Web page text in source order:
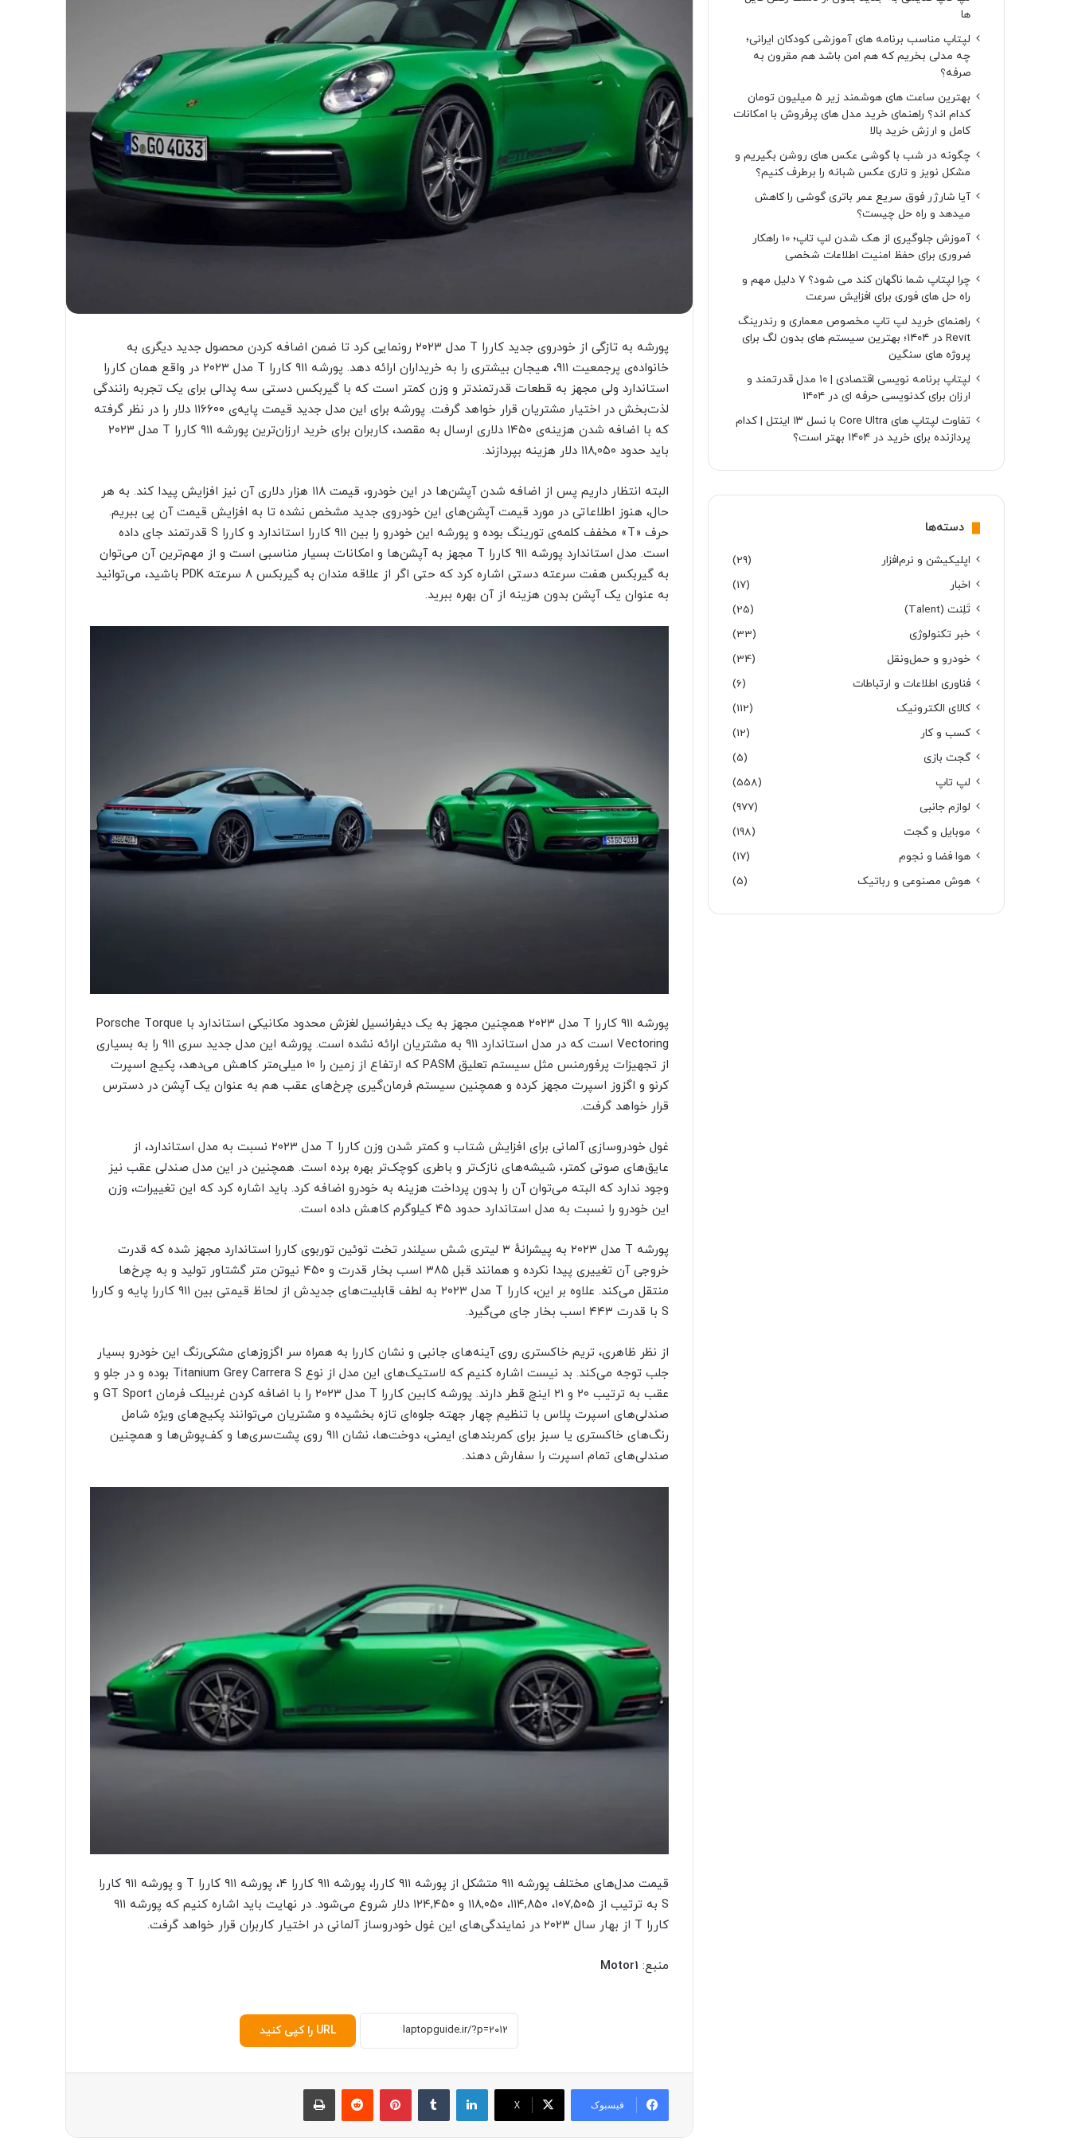
پورشه به تازگی از خودروی جدید کاررا T مدل ۲۰۲۳ رونمایی کرد تا ضمن اضافه کردن محصول جدید دیگری به
خانواده‌ی پرجمعیت ۹۱۱، هیجان بیشتری را به خریداران ارائه دهد. پورشه ۹۱۱ کاررا T مدل ۲۰۲۳ در واقع همان کاررا
استاندارد ولی مجهز به قطعات قدرتمندتر و وزن کمتر است که با گیربکس دستی سه پدالی برای یک تجربه رانندگی
لذت‌بخش در اختیار مشتریان قرار خواهد گرفت. پورشه برای این مدل جدید قیمت پایه‌ی ۱۱۶۶۰۰ دلار را در نظر گرفته
که با اضافه شدن هزینه‌ی ۱۴۵۰ دلاری ارسال به مقصد، کاربران برای خرید ارزان‌ترین پورشه ۹۱۱ کاررا T مدل ۲۰۲۳
باید حدود ۱۱۸,۰۵۰ دلار هزینه بپردازند.
البته انتظار داریم پس از اضافه شدن آپشن‌ها در این خودرو، قیمت ۱۱۸ هزار دلاری آن نیز افزایش پیدا کند. به هر
حال، هنوز اطلاعاتی در مورد قیمت آپشن‌های این خودروی جدید مشخص نشده تا به افزایش قیمت آن پی ببریم.
حرف «T» مخفف کلمه‌ی تورینگ بوده و پورشه این خودرو را بین ۹۱۱ کاررا استاندارد و کاررا S قدرتمند جای داده
است. مدل استاندارد پورشه ۹۱۱ کاررا T مجهز به آپشن‌ها و امکانات بسیار مناسبی است و از مهم‌ترین آن می‌توان
به گیربکس هفت سرعته دستی اشاره کرد که حتی اگر از علاقه مندان به گیربکس ۸ سرعته PDK باشید، می‌توانید
به عنوان یک آپشن بدون هزینه از آن بهره ببرید.
پورشه ۹۱۱ کاررا T مدل ۲۰۲۳ همچنین مجهز به یک دیفرانسیل لغزش محدود مکانیکی استاندارد با Porsche Torque
Vectoring است که در مدل استاندارد ۹۱۱ به مشتریان ارائه نشده است. پورشه این مدل جدید سری ۹۱۱ را به بسیاری
از تجهیزات پرفورمنس مثل سیستم تعلیق PASM که ارتفاع از زمین را ۱۰ میلی‌متر کاهش می‌دهد، پکیج اسپرت
کرنو و اگزوز اسپرت مجهز کرده و همچنین سیستم فرمان‌گیری چرخ‌های عقب هم به عنوان یک آپشن در دسترس
قرار خواهد گرفت.
غول خودروسازی آلمانی برای افزایش شتاب و کمتر شدن وزن کاررا T مدل ۲۰۲۳ نسبت به مدل استاندارد، از
عایق‌های صوتی کمتر، شیشه‌های نازک‌تر و باطری کوچک‌تر بهره برده است. همچنین در این مدل صندلی عقب نیز
وجود ندارد که البته می‌توان آن را بدون پرداخت هزینه به خودرو اضافه کرد. باید اشاره کرد که این تغییرات، وزن
این خودرو را نسبت به مدل استاندارد حدود ۴۵ کیلوگرم کاهش داده است.
پورشه T مدل ۲۰۲۳ به پیشرانهٔ ۳ لیتری شش سیلندر تخت توئین توربوی کاررا استاندارد مجهز شده که قدرت
خروجی آن تغییری پیدا نکرده و همانند قبل ۳۸۵ اسب بخار قدرت و ۴۵۰ نیوتن متر گشتاور تولید و به چرخ‌ها
منتقل می‌کند. علاوه بر این، کاررا T مدل ۲۰۲۳ به لطف قابلیت‌های جدیدش از لحاظ قیمتی بین ۹۱۱ کاررا پایه و کاررا
S با قدرت ۴۴۳ اسب بخار جای می‌گیرد.
از نظر ظاهری، تریم خاکستری روی آینه‌های جانبی و نشان کاررا به همراه سر اگزوزهای مشکی‌رنگ این خودرو بسیار
جلب توجه می‌کند. بد نیست اشاره کنیم که لاستیک‌های این مدل از نوع Titanium Grey Carrera S بوده و در جلو و
عقب به ترتیب ۲۰ و ۲۱ اینچ قطر دارند. پورشه کابین کاررا T مدل ۲۰۲۳ را با اضافه کردن غربیلک فرمان GT Sport و
صندلی‌های اسپرت پلاس با تنظیم چهار جهته جلوه‌ای تازه بخشیده و مشتریان می‌توانند پکیج‌های ویژه شامل
رنگ‌های خاکستری یا سبز برای کمربندهای ایمنی، دوخت‌ها، نشان ۹۱۱ روی پشت‌سری‌ها و کف‌پوش‌ها و همچنین
صندلی‌های تمام اسپرت را سفارش دهند.
قیمت مدل‌های مختلف پورشه ۹۱۱ متشکل از پورشه ۹۱۱ کاررا، پورشه ۹۱۱ کاررا ۴، پورشه ۹۱۱ کاررا T و پورشه ۹۱۱ کاررا
S به ترتیب از ۱۰۷,۵۰۵، ۱۱۴,۸۵۰، ۱۱۸,۰۵۰ و ۱۲۴,۴۵۰ دلار شروع می‌شود. در نهایت باید اشاره کنیم که پورشه ۹۱۱
کاررا T از بهار سال ۲۰۲۳ در نمایندگی‌های این غول خودروساز آلمانی در اختیار کاربران قرار خواهد گرفت.
منبع: Motor1
URL را کپی کنید
فیسبوک X
لینکدین پینترست ‫رددیت
ها
لپتاپ مناسب برنامه های آموزشی کودکان ایرانی؛
چه مدلی بخریم که هم امن باشد هم مقرون به
صرفه؟
بهترین ساعت های هوشمند زیر ۵ میلیون تومان
کدام اند؟ راهنمای خرید مدل های پرفروش با امکانات
کامل و ارزش خرید بالا
چگونه در شب با گوشی عکس های روشن بگیریم و
مشکل نویز و تاری عکس شبانه را برطرف کنیم؟
آیا شارژر فوق سریع عمر باتری گوشی را کاهش
میدهد و راه حل چیست؟
آموزش جلوگیری از هک شدن لپ تاپ؛ 10 راهکار
ضروری برای حفظ امنیت اطلاعات شخصی
چرا لپتاپ شما ناگهان کند می شود؟ ۷ دلیل مهم و
راه حل های فوری برای افزایش سرعت
راهنمای خرید لپ تاپ مخصوص معماری و رندرینگ
Revit در ۱۴۰۴؛ بهترین سیستم های بدون لگ برای
پروژه های سنگین
لپتاپ برنامه نویسی اقتصادی | ۱۰ مدل قدرتمند و
ارزان برای کدنویسی حرفه ای در ۱۴۰۴
تفاوت لپتاپ های Core Ultra با نسل ۱۳ اینتل | کدام
پردازنده برای خرید در ۱۴۰۴ بهتر است؟
دسته‌ها
اپلیکیشن و نرم‌افزار
(29)
اخبار
(17)
تَلِنت (Talent)
(25)
خبر تکنولوژی
(33)
خودرو و حمل‌و‌نقل
(34)
فناوری اطلاعات و ارتباطات
(6)
کالای الکترونیک
(112)
کسب و کار
(12)
گجت بازی
(5)
لپ تاپ
(558)
لوازم جانبی
(977)
موبایل و گجت
(198)
هوا فضا و نجوم
(17)
هوش مصنوعی و رباتیک
(5)